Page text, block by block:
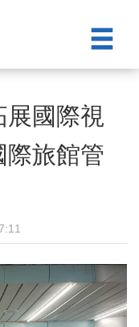
展國際視
旅館管